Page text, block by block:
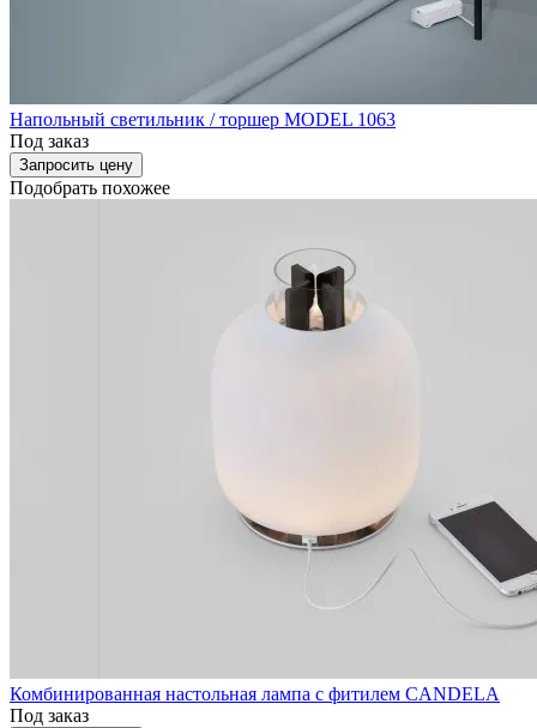
Напольный светильник / торшер MODEL 1063
Под заказ
Запросить цену
Подобрать похожее
Комбинированная настольная лампа с фитилем CANDELA
Под заказ